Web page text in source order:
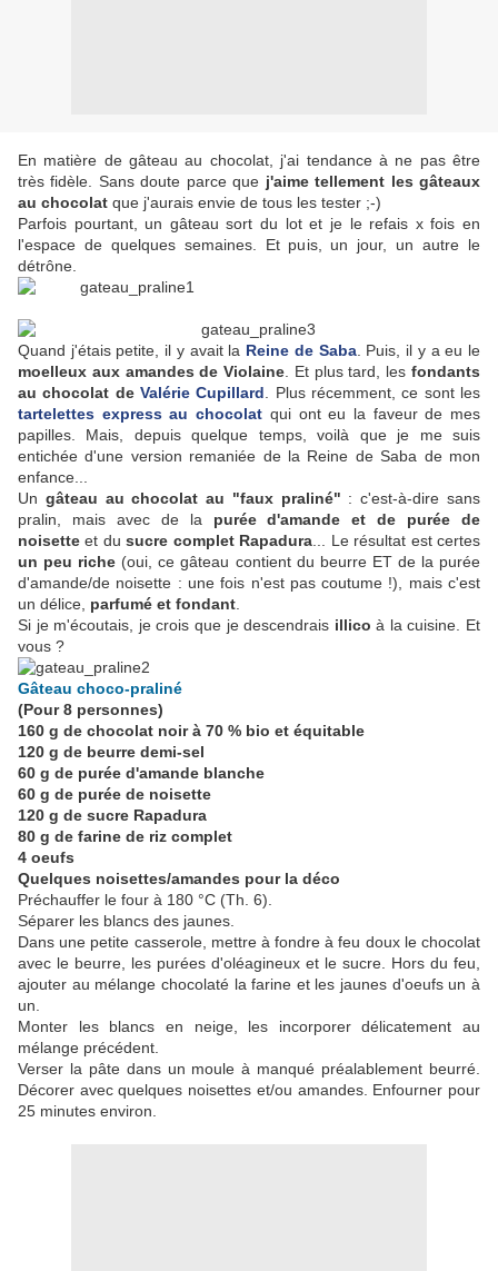
En matière de gâteau au chocolat, j'ai tendance à ne pas être
très fidèle. Sans doute parce que j'aime tellement les gâteaux
au chocolat que j'aurais envie de tous les tester ;-)
Parfois pourtant, un gâteau sort du lot et je le refais x fois en
l'espace de quelques semaines. Et puis, un jour, un autre le
détrône.
Quand j'étais petite, il y avait la Reine de Saba. Puis, il y a eu le
moelleux aux amandes de Violaine . Et plus tard, lesfondants
au chocolat de Valérie Cupillard . Plus récemment, ce sont les
tartelettes express au chocolat qui ont eu la faveur de mes
papilles. Mais, depuis quelque temps, voilà que je me suis
entichée d'une version remaniée de la Reine de Saba de mon
enfance...
Un gâteau au chocolat au "faux praliné" : c'est-à-dire sans
pralin, mais avec de la purée d'amande et de
purée de
noisette et dusucre complet Rapadura ... Le résultat est certes
un peu riche (oui, ce gâteau contient du beurre ET de la purée
d'amande/de noisette : une fois n'est pas coutume !), mais c'est
un délice, parfumé et fondant
Si je m'écoutais, je crois que je descendrais illico à la cuisine. Et
vous ?
Gâteau choco-praliné
(Pour 8 personnes)
160 g de chocolat noir à 70 % bio et équitable
120 g de beurre demi-sel
60 g de purée d'amande blanche
60 g de purée de noisette
120 g de sucre Rapadura
80 g de farine de riz complet
4 oeufs
Quelques noisettes/amandes pour la déco
Préchauffer le four à 180 °C (Th. 6).
Séparer les blancs des jaunes.
Dans une petite casserole, mettre à fondre à feu doux le chocolat
avec le beurre, les purées d'oléagineux et le sucre. Hors du feu,
ajouter au mélange chocolaté la farine et les jaunes d'oeufs un à
un.
Monter les blancs en neige, les incorporer délicatement au
mélange précédent.
Verser la pâte dans un moule à manqué préalablement beurré.
Décorer avec quelques noisettes et/ou amandes. Enfourner pour
25 minutes environ.